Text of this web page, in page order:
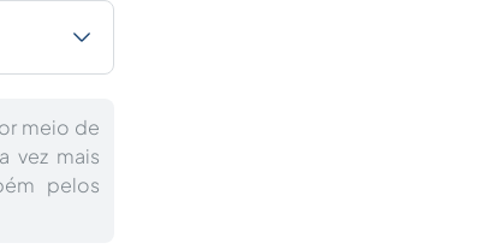
meio de
vez mais
pelos